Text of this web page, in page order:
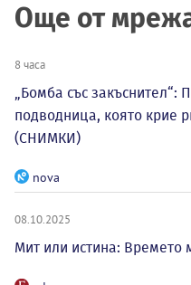
Още от
8 часа
„Бомба със закъснител“:
подводница, която крие
(СНИМКИ)
nova
08.10.2025
Мит или истина: Времето